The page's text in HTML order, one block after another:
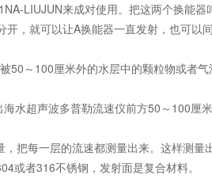
LIUJUN来成对使用。把这两个换能器
，就可以让A换能器一直发射，也可以
50～100厘米外的水层中的颗粒物或者
水超声波多普勒流速仪前方50～100厘
，把每一层的流速都测量出来。这样测量
或者316不锈钢，发射面是复合材料。